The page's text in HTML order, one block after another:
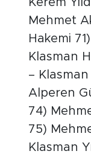
Mehmet
Hakemi
Klasman
–
Alperen
74)
75)
Klasman